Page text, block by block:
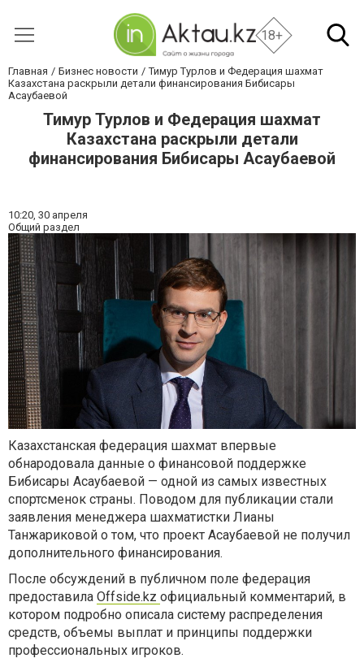
18+
Главная Бизнес новости
Тимур Турлов и Федерация шахмат
Казахстана раскрыли детали финансирования Бибисары
Асаубаевой
Тимур Турлов и Федерация шахмат
Казахстана раскрыли детали
финансирования Бибисары Асаубаевой
10:20, 30 апреля
Общий раздел
Казахстанская федерация шахмат впервые
обнародовала данные о финансовой поддержке
Бибисары Асаубаевой — одной из самых известных
спортсменок страны. Поводом для публикации стали
заявления менеджера шахматистки Лианы
Танжариковой о том, что проект Асаубаевой не получил
дополнительного финансирования.
После обсуждений в публичном поле федерация
предоставила Offside.kz официальный комментарий, в
котором подробно описала систему распределения
средств, объемы выплат и принципы поддержки
профессиональных игроков.